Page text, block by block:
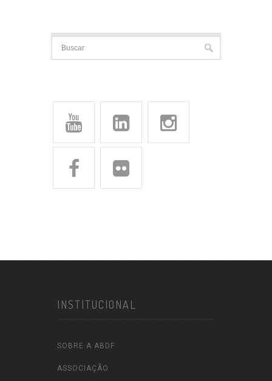
INSTITUCIONAL
SOBRE A ABDF
ASSOCIAÇÃO